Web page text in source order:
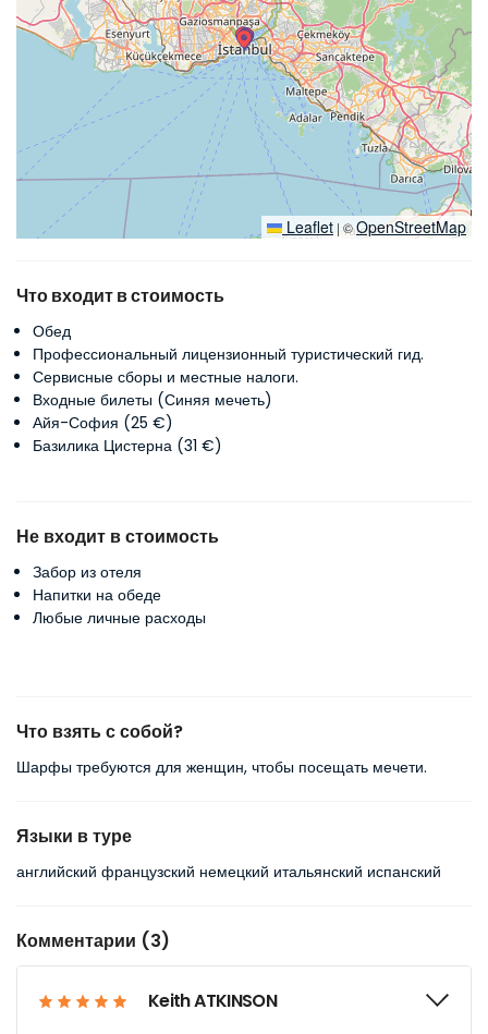
Leaflet | ©OpenStreetMap
Что входит в стоимость
Обед
Профессиональный лицензионный туристический гид.
Сервисные сборы и местные налоги.
Входные билеты (Синяя мечеть)
Айя-София (25 €)
Базилика Цистерна (31 €)
Не входит в стоимость
Забор из отеля
Напитки на обеде
Любые личные расходы
Что взять с собой?
Шарфы требуются для женщин, чтобы посещать мечети.
Языки в туре
английский французский немецкий итальянский испанский
Комментарии (3)
Keith ATKINSON